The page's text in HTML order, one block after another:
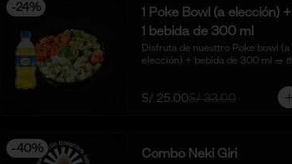
-24%
1 Poke Bowl (a elección) +
1 bebida de 300 ml
Disfruta de nuesttro Poke bowl (a
elección) + bebida de 300 ml 🥗🥤
S/ 25.00S/ 33.00
-40% Combo Neki Giri